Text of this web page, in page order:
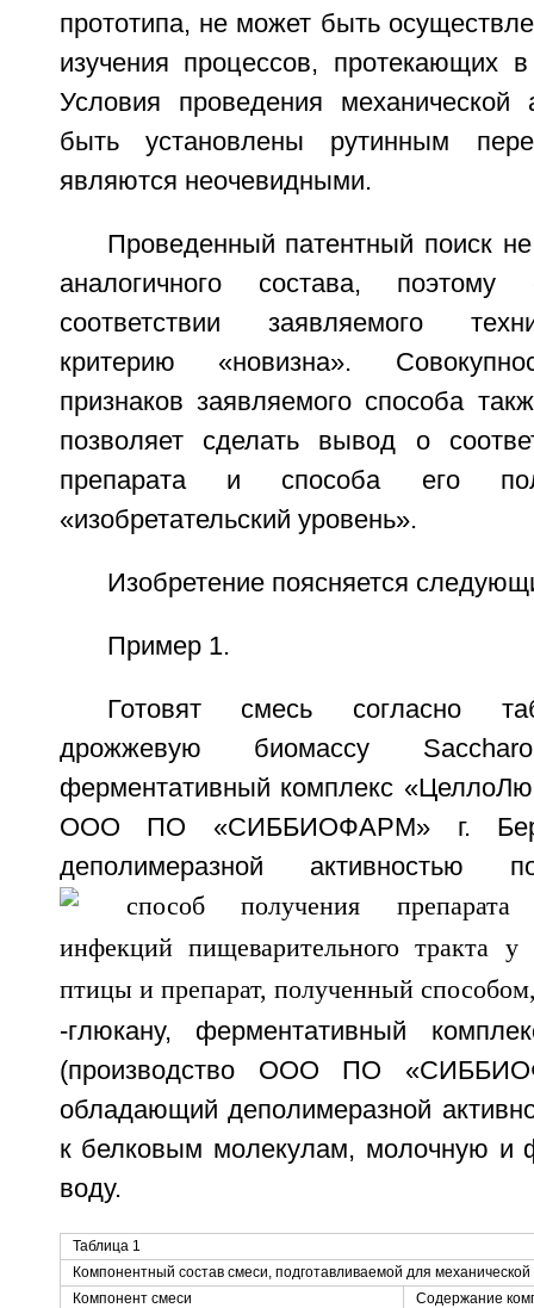
прототипа, не может быть
изучения процессов, протекающих
Условия проведения механической
быть установлены рутинным
являются неочевидными.
Проведенный патентный поиск
аналогичного состава,
соответствии заявляемого
критерию «новизна».
признаков заявляемого способа
позволяет сделать вывод о
препарата и способа его
«изобретательский уровень».
Изобретение поясняется
Пример 1.
Готовят смесь согласно
дрожжевую биомассу
ферментативный комплекс
ООО ПО «СИББИОФАРМ» г.
деполимеразной
-глюкану, ферментативный
(производство ООО ПО
обладающий деполимеразной
к белковым молекулам, молочную и
воду.
Таблица 1
Компонентный состав смеси, подготавливаемой для механической
Компонент смеси
Содержание